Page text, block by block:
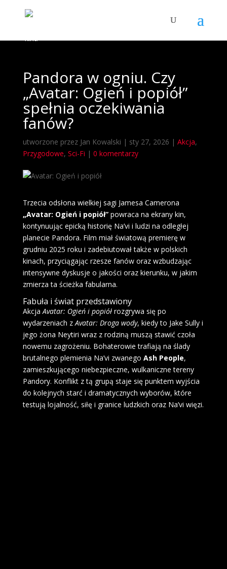
Pandora w ogniu. Czy
„Avatar: Ogień i popiół”
spełnia oczekiwania
fanów?
utworzone przez Jan Kowalski | sty 27, 2026 | Akcja,
Przygodowe, Sci-Fi | 0 komentarzy
Trzecia odsłona wielkiej sagi Jamesa Camerona
„Avatar: Ogień i popiół”powraca na ekrany kin,
kontynuując epicką historię Na’vi i ludzi na odległej
planecie Pandora. Film miał światową premierę w
grudniu 2025 roku i zadebiutował także w polskich
kinach, przyciągając rzesze fanów oraz wzbudzając
intensywne dyskusje o jakości oraz kierunku, w jakim
zmierza ta ścieżka fabularna.
Fabuła i świat przedstawiony
AkcjaAvatar: Ogień i popiółrozgrywa się po
wydarzeniach zAvatar: Droga wody, kiedy to Jake Sully i
jego żona Neytiri wraz z rodziną muszą stawić czoła
nowemu zagrożeniu. Bohaterowie trafiają na ślady
brutalnego plemienia Na’vi zwanego Ash People,
zamieszkującego niebezpieczne, wulkaniczne tereny
Pandory. Konflikt z tą grupą staje się punktem wyjścia
do kolejnych starć i dramatycznych wyborów, które
testują lojalność, siłę i granice ludzkich oraz Na’vi więzi.